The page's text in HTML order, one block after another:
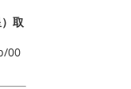
取
00